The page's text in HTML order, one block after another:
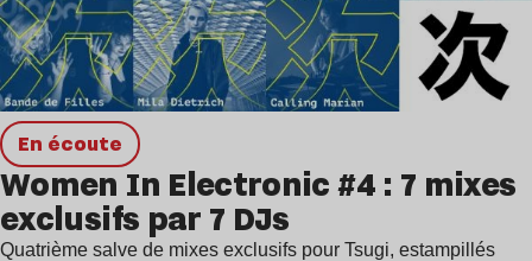
en écoute
Women In Electronic #4 : 7 mixes
exclusifs par 7 DJs
Quatrième salve de mixes exclusifs pour Tsugi, estampillés